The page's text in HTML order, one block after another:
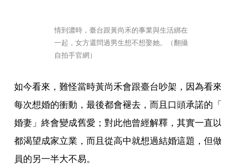
情到濃時，臺台跟黃尚禾的事業與生活綁在
一起，女方還問過男生想不想娶她。（翻攝
自拍手官網）
如今看來，難怪當時黃尚禾會跟臺台吵架，因為看來
每次想婚的衝動，最後都會褪去，而且口頭承諾的「
婚妻」終會變成舊愛；對此他曾經解釋，其實一直以
都渴望成家立業，而且從高中就想過結婚這題，但做
員的另一半大不易。